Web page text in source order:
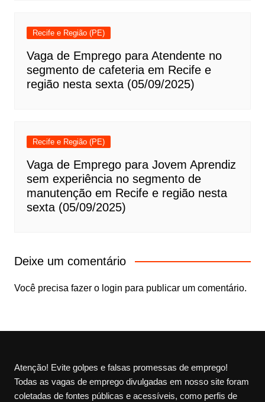
Recife e Região (PE)
Vaga de Emprego para Atendente no
segmento de cafeteria em Recife e
região nesta sexta (05/09/2025)
Recife e Região (PE)
Vaga de Emprego para Jovem Aprendiz
sem experiência no segmento de
manutenção em Recife e região nesta
sexta (05/09/2025)
Deixe um comentário
Você precisa fazer o login para publicar um comentário.
Atenção! Evite golpes e falsas promessas de emprego!
Todas as vagas de emprego divulgadas em nosso site foram
coletadas de fontes públicas e acessíveis, como perfis de